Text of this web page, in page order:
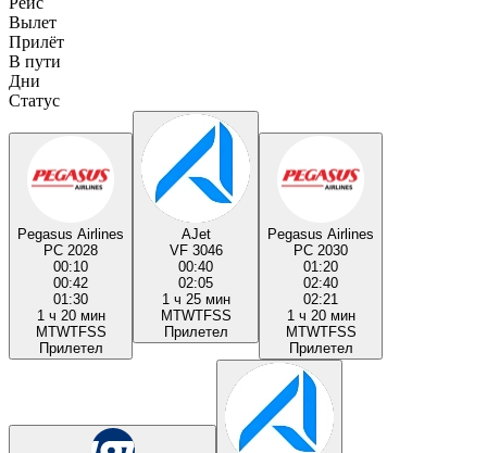
Вылет
Прилёт
В пути
Дни
Статус
Pegasus Airlines
PC 2028
00:10
00:42
01:30
1 ч 20 мин
MTWTFSS
Прилетел
AJet
VF 3046
00:40
02:05
1 ч 25 мин
MTWTFSS
Прилетел
Pegasus Airlines
PC 2030
01:20
02:40
02:21
1 ч 20 мин
MTWTFSS
Прилетел